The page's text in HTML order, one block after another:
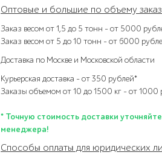
Оптовые и большие по объему
Заказ весом от 1,5 до 5 тонн – от 5000
Заказ весом от 5 до 10 тонн – от 6000
Доставка по Москве и Московской области
Курьерская доставка – от 350 рублей*
Заказы объемом от 10 до 1500 кг – от 1000
* Точную стоимость доставки
менеджера!
Способы оплаты для юридических